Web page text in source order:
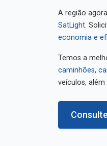
A região
SatLight
.
economia e
Temos a
caminhões
veículos,